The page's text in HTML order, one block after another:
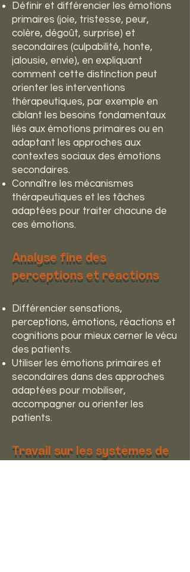
Définir et différencier les émotions
primaires (joie, tristesse, peur,
colère, dégoût, surprise) et
secondaires (culpabilité, honte,
jalousie, envie), en expliquant
comment cette distinction peut
orienter les interventions
thérapeutiques, par exemple en
ciblant les besoins fondamentaux
liés aux émotions primaires ou en
adaptant les approches aux
contextes sociaux des émotions
secondaires.
Connaître les mécanismes
thérapeutiques et les tâches
adaptées pour traiter chacune de
ces émotions.
Analyse fine des
perceptions et réactions
Différencier sensations,
perceptions, émotions, réactions et
cognitions pour mieux cerner le vécu
des patients.
Utiliser les émotions primaires et
secondaires dans des approches
adaptées pour mobiliser,
accompagner ou orienter les
patients.
Travail sur les systèmes de